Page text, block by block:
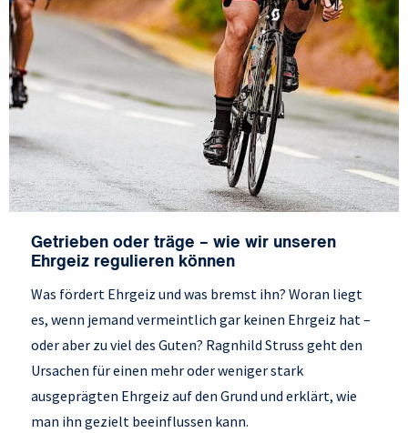
Getrieben oder träge – wie wir unseren
Ehrgeiz regulieren können
Was fördert Ehrgeiz und was bremst ihn? Woran liegt
es, wenn jemand vermeintlich gar keinen Ehrgeiz hat –
oder aber zu viel des Guten? Ragnhild Struss geht den
Ursachen für einen mehr oder weniger stark
ausgeprägten Ehrgeiz auf den Grund und erklärt, wie
man ihn gezielt beeinflussen kann.